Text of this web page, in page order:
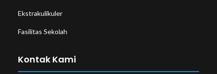
Ekstrakulikuler
Fasilitas Sekolah
Kontak Kami